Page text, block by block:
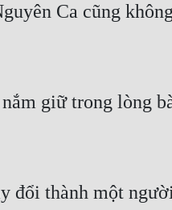
Ca cũng
giữ trong lòng
đổi thành một